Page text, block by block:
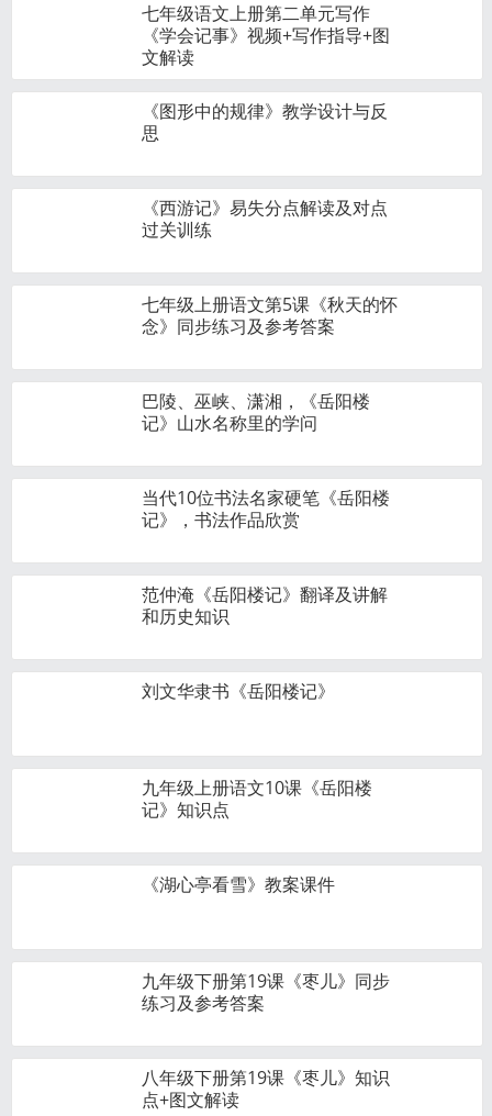
七年级语文上册第二单元写作
《学会记事》视频+写作指导+图
文解读
《图形中的规律》教学设计与反
思
《西游记》易失分点解读及对点
过关训练
七年级上册语文第5课《秋天的怀
念》同步练习及参考答案
巴陵、巫峡、潇湘，《岳阳楼
记》山水名称里的学问
当代10位书法名家硬笔《岳阳楼
记》，书法作品欣赏
范仲淹《岳阳楼记》翻译及讲解
和历史知识
刘文华隶书《岳阳楼记》
九年级上册语文10课《岳阳楼
记》知识点
《湖心亭看雪》教案课件
九年级下册第19课《枣儿》同步
练习及参考答案
八年级下册第19课《枣儿》知识
点+图文解读